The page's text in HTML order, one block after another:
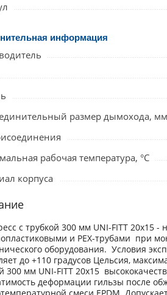
информация
размер дымохода, мм
рабочая температура, °C
корпуса
с трубкой 300 мм UNI-FITT 20x15
и РЕХ-трубами при
оборудования. Условия
до +110 градусов Цельсия,
300 мм UNI-FITT 20x15
деформации гильзы после